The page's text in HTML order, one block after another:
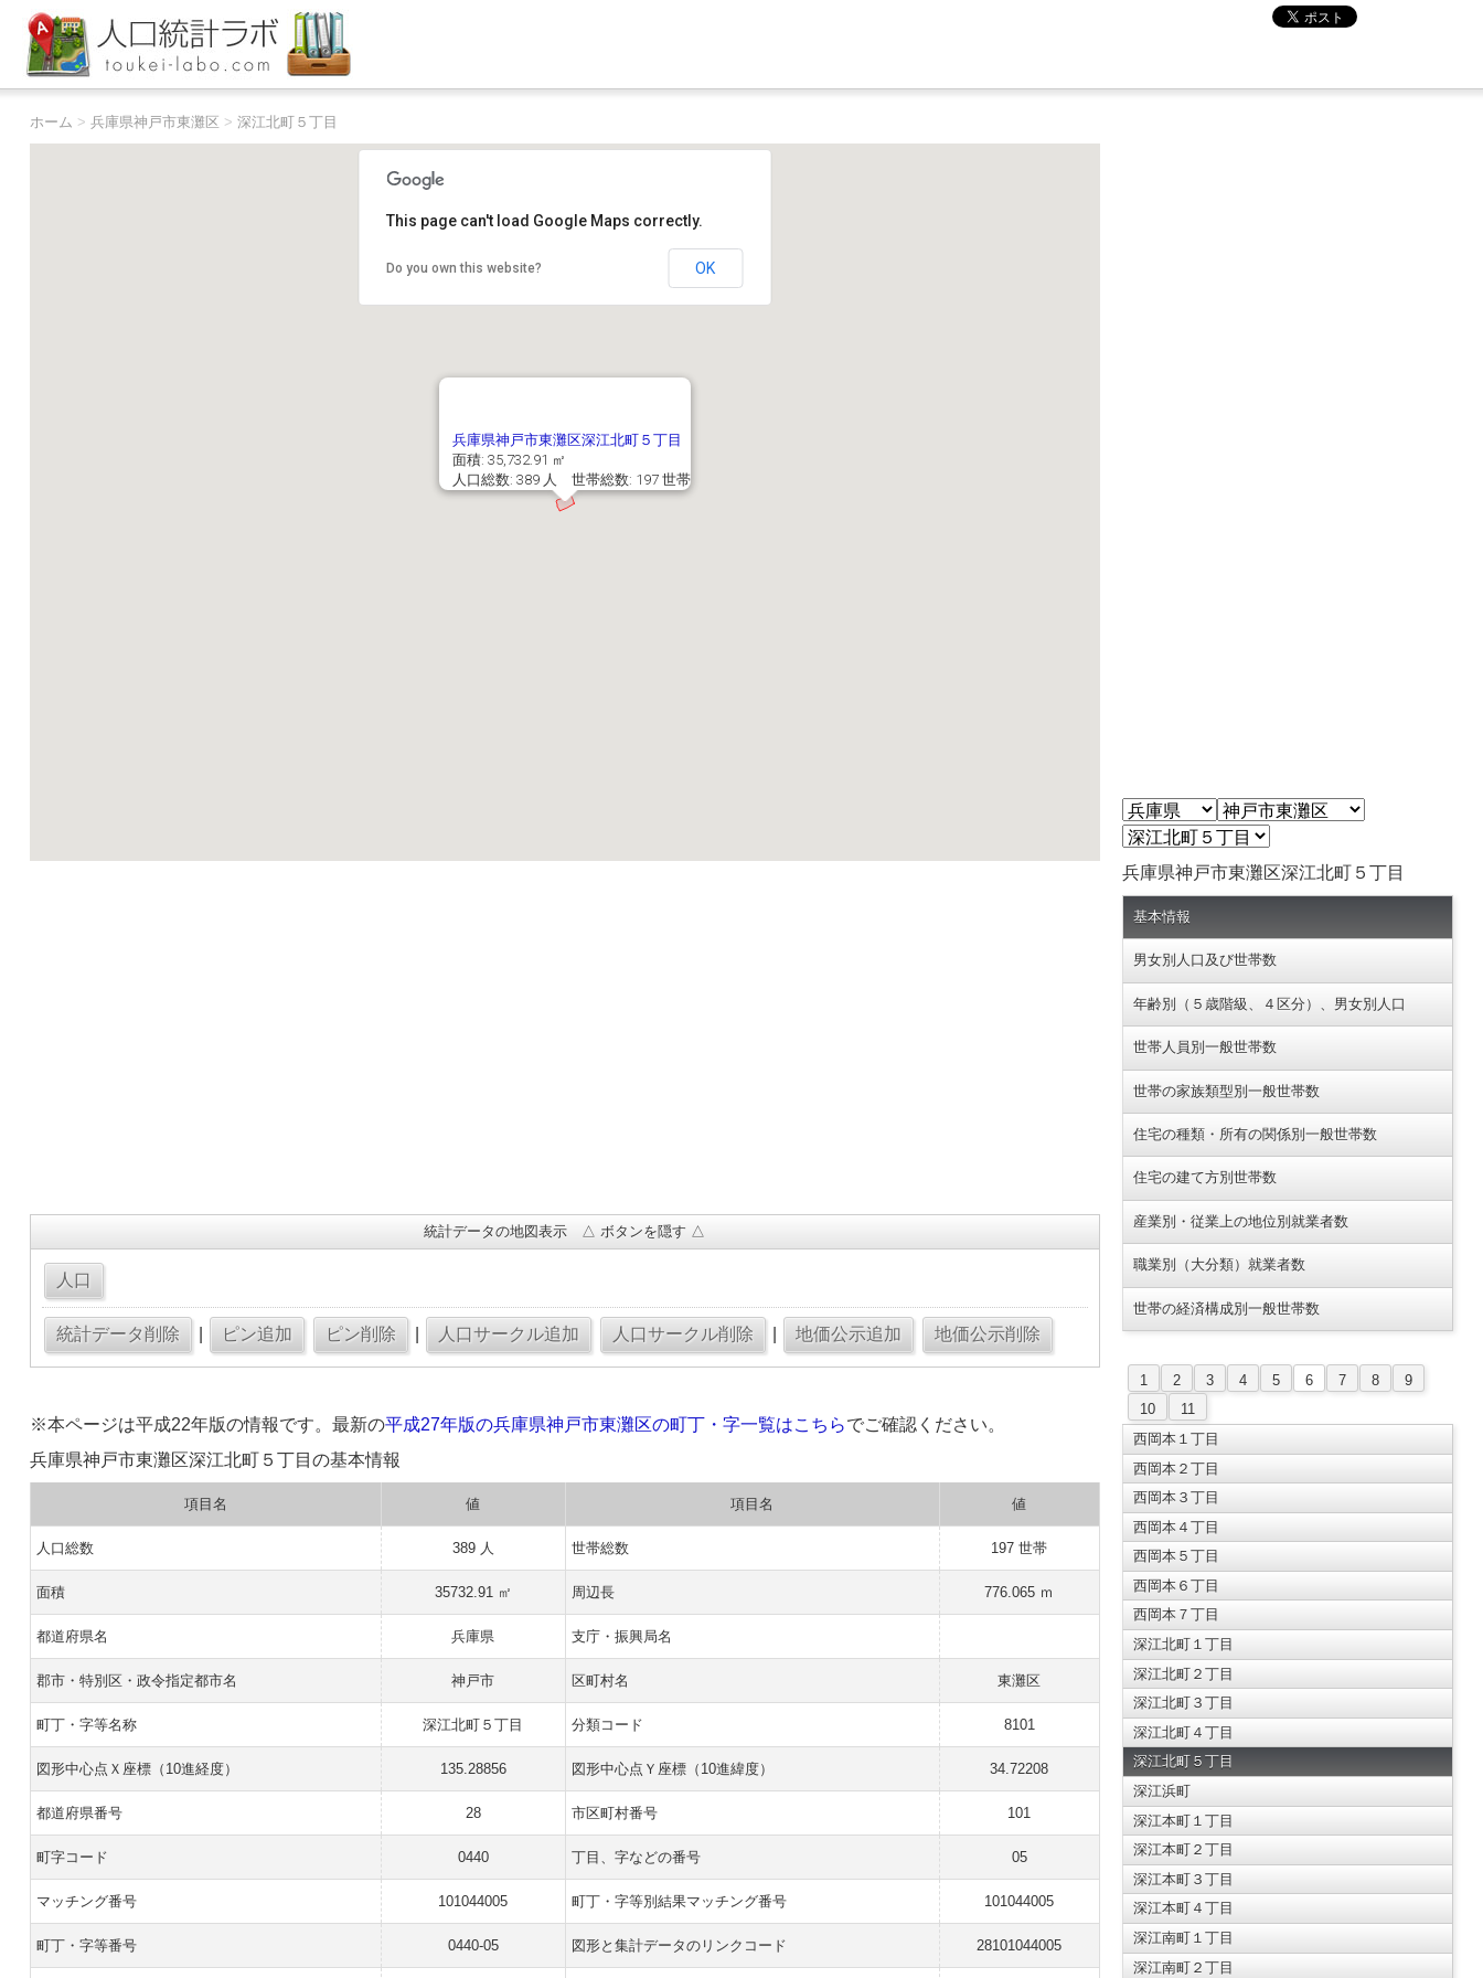
ホーム > 兵庫県神戸市東灘区 > 深江北町５丁目
兵庫県神戸市東灘区深江北町５丁目
面積: 35,732.91 ㎡
人口総数: 389 人 世帯総数: 197 世帯
This page can't load Google Maps correctly.
Do you own this website? OK
統計データの地図表示 △ ボタンを隠す △
※本ページは平成22年版の情報です。最新の平成27年版の兵庫県神戸市東灘区の町丁・字一覧はこちらでご確認ください。
兵庫県神戸市東灘区深江北町５丁目の基本情報
項目名 値 項目名 値
人口総数 389 人 世帯総数 197 世帯
面積 35732.91 ㎡ 周辺長 776.065 ｍ
都道府県名 兵庫県 支庁・振興局名
郡市・特別区・政令指定都市名 神戸市 区町村名 東灘区
町丁・字等名称 深江北町５丁目 分類コード 8101
図形中心点Ｘ座標（10進経度） 135.28856 図形中心点Ｙ座標（10進緯度） 34.72208
都道府県番号 28 市区町村番号 101
町字コード 0440 丁目、字などの番号 05
マッチング番号 101044005 町丁・字等別結果マッチング番号 101044005
町丁・字等番号 0440-05 図形と集計データのリンクコード 28101044005
兵庫県神戸市東灘区深江北町５丁目
基本情報
男女別人口及び世帯数
年齢別（５歳階級、４区分）、男女別人口
世帯人員別一般世帯数
世帯の家族類型別一般世帯数
住宅の種類・所有の関係別一般世帯数
住宅の建て方別世帯数
産業別・従業上の地位別就業者数
職業別（大分類）就業者数
世帯の経済構成別一般世帯数
1 2 3 4 5 6 7 8
9
10
11
西岡本１丁目
西岡本２丁目
西岡本３丁目
西岡本４丁目
西岡本５丁目
西岡本６丁目
西岡本７丁目
深江北町１丁目
深江北町２丁目
深江北町３丁目
深江北町４丁目
深江北町５丁目
深江浜町
深江本町１丁目
深江本町２丁目
深江本町３丁目
深江本町４丁目
深江南町１丁目
深江南町２丁目